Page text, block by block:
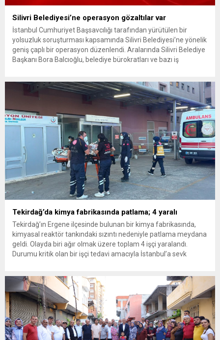
Silivri Belediyesi’ne operasyon gözaltılar var
İstanbul Cumhuriyet Başsavcılığı tarafından yürütülen bir
yolsuzluk soruşturması kapsamında Silivri Belediyesi’ne yönelik
geniş çaplı bir operasyon düzenlendi. Aralarında Silivri Belediye
Başkanı Bora Balcıoğlu, belediye bürokratları ve bazı iş
inceleme ve arama çalışmaları devam ediyor. İstanbul’da...
Tekirdağ’da kimya fabrikasında patlama; 4 yaralı
Tekirdağ’ın Ergene ilçesinde bulunan bir kimya fabrikasında,
kimyasal reaktör tankındaki sızıntı nedeniyle patlama meydana
geldi. Olayda biri ağır olmak üzere toplam 4 işçi yaralandı.
Durumu kritik olan bir işçi tedavi amacıyla İstanbul’a sevk
ilçesine...